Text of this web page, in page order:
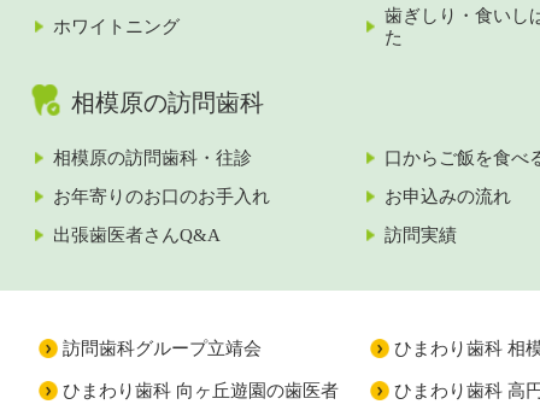
ホワイトニング
歯ぎしり・食いし
た
相模原の訪問歯科
相模原の訪問歯科・往診
口からご飯を食べ
お年寄りのお口のお手入れ
お申込みの流れ
出張歯医者さんQ&A
訪問実績
訪問歯科グループ立靖会 ひまわり歯科 相
ひまわり歯科 向ヶ丘遊園の歯医者 ひまわり歯科 高